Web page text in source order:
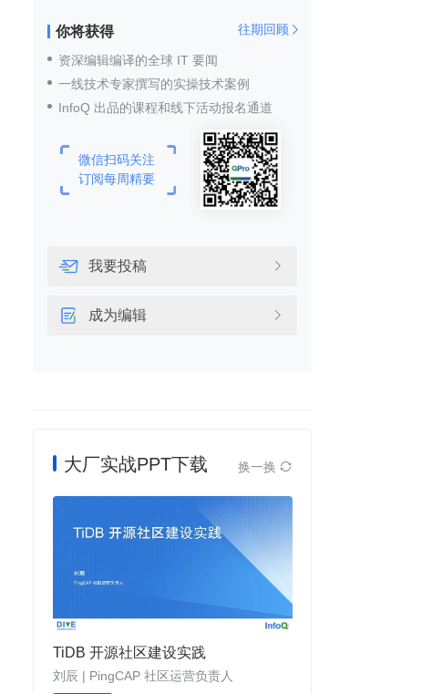
你将获得 往期回顾 
资深编辑编译的全球 IT 要闻
一线技术专家撰写的实操技术案例
InfoQ 出品的课程和线下活动报名通道
微信扫码关注
订阅每周精要
我要投稿 
成为编辑 
大厂实战PPT下载 换一换 
TiDB 开源社区建设实践
刘辰 | PingCAP 社区运营负责人